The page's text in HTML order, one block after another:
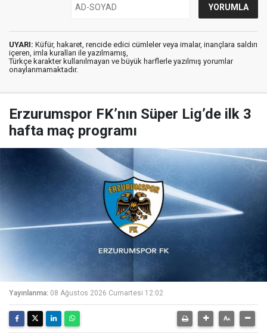
UYARI: Küfür, hakaret, rencide edici cümleler veya imalar, inançlara saldırı
içeren, imla kuralları ile yazılmamış,
Türkçe karakter kullanılmayan ve büyük harflerle yazılmış yorumlar
onaylanmamaktadır.
Erzurumspor FK’nın Süper Lig’de ilk 3
hafta maç programı
Yayınlanma: 08 Ağustos 2026 Cumartesi 12:02